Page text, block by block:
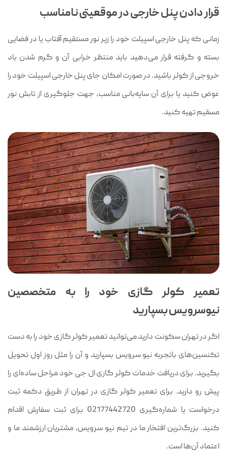
قرار دادن پنل خارجی در موقعیتی نامناسب
زمانی که پنل خارجی اسپیلت خود را زیر نور مستقیم آفتاب یا در فضایی
بسته و گرفته قرار می‌دهید باید منتظر خرابی آن و گرم شدن باد
خروجی از کولر باشید. در صورت امکان جای پنل خارجی اسپیلت خود را
عوض کنید یا برای آن سایه‌بانی مناسب، جهت جلوگیری از تابش نور
مسقیم تهیه کنید.
تعمیر کولر گازی خود را به متخصصین
نیوسرویس بسپارید
اگر در تهران سکونت دارید می‌توانید تعمیر کولر گازی خود را به دست
تکنسین‌های باتجربه نیو سرویس بسپارید و آن را مثل روز اول تحویل
بگیرید. برای دریافت خدمات کولر گازی ال جی خود مراحل ساده‌ای را
پیش رو دارید. برای تعمیر کولر گازی در تهران از طریق دکمه ثبت
درخواست یا شماره‌گیری 02177442720 برای ثبت سفارش اقدام
کنید. بزرگ‌ترین افتخار ما در تیم نیو سرویس، مشتریان ارزشمند ما و
اعتماد آن‌ها است.